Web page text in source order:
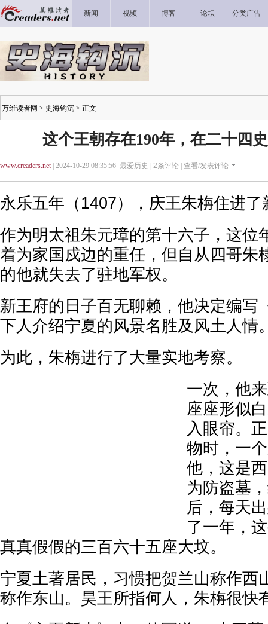
新闻 视频 博客 论坛 分类广告
万维读者网 > 史海钩沉 > 正文
这个王朝存在190年，在二十四
www.creaders.net| 2024-10-29 08:35:56 最爱历史 | 2条评论 | 查看/发表评论
永乐五年（1407），庆王朱栴住进了
作为明太祖朱元璋的第十六子，这位
着为家国戍边的重任，但自从四哥朱
的他就失去了驻地军权。
新王府的日子百无聊赖，他决定编写
下人介绍宁夏的风景名胜及风土人情
为此，朱栴进行了大量实地考察。
一次，他
座座形似
入眼帘。
物时，一
他，这是
为防盗墓
后，每天
了一年，
真真假假的三百六十五座大坟。
宁夏土著居民，习惯把贺兰山称作西
称作东山。昊王所指何人，朱栴很快